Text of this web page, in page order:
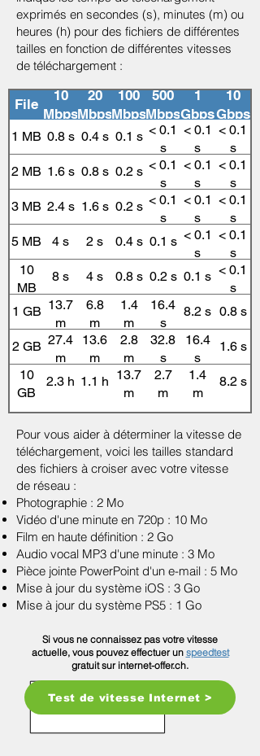
exprimés en secondes (s), minutes (m) ou
heures (h) pour des fichiers de différentes
tailles en fonction de différentes vitesses
de téléchargement :
File
10
Mbps
20
Mbps
100
Mbps
500
Mbps
1
Gbps
10
Gbps
1 MB 0.8 s 0.4 s 0.1 s < 0.1
s
< 0.1
s
< 0.1
s
2 MB 1.6 s 0.8 s 0.2 s < 0.1
s
< 0.1
s
< 0.1
s
3 MB 2.4 s 1.6 s 0.2 s < 0.1
s
< 0.1
s
< 0.1
s
5 MB
4 s 2 s 0.4 s 0.1 s < 0.1
s
< 0.1
s
10
MB
8 s 4 s 0.8 s 0.2 s 0.1 s < 0.1
s
1 GB 13.7
m
6.8
m
1.4
m
16.4
s
8.2 s 0.8 s
2 GB 27.4
m
13.6
m
2.8
m
32.8
s
16.4
s
1.6 s
10
GB
2.3 h 1.1 h 13.7
m
2.7
m
1.4
m
8.2 s
Pour vous aider à déterminer la vitesse de
téléchargement, voici les tailles standard
des fichiers à croiser avec votre vitesse
de réseau :
Photographie : 2 Mo
Vidéo d'une minute en 720p : 10 Mo
Film en haute définition : 2 Go
Audio vocal MP3 d'une minute : 3 Mo
Pièce jointe PowerPoint d'un e-mail : 5 Mo
Mise à jour du système iOS : 3 Go
Mise à jour du système PS5 : 1 Go
Si vous ne connaissez pas votre vitesse
actuelle, vous pouvez effectuer un speedtest
gratuit sur internet-offer.ch.
Test de vitesse Internet >